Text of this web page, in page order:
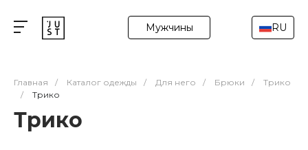
Мужчины RU
Главная / Каталог одежды / Для него / Брюки /
Трико
/
Трико
Трико